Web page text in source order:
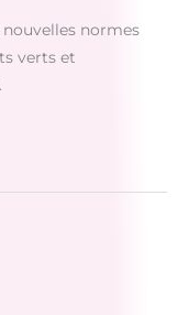
normes
verts et